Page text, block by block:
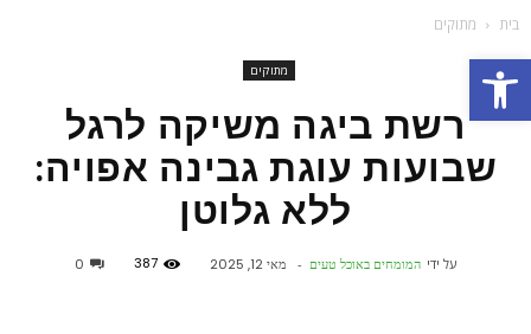
פתח סרגל נגישות
בית מתוקים
מתוקים
רשת ביגה משיקה לרגל
שבועות עוגת גבינה אפויה:
ללא גלוטן
על ידי המומחים באוכל טעים - מאי 12, 2025 387
0